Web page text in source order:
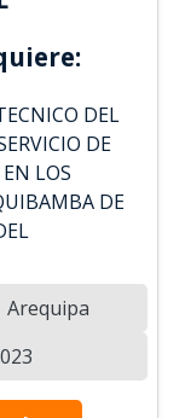
DEL
DE
LOS
DE
Arequipa